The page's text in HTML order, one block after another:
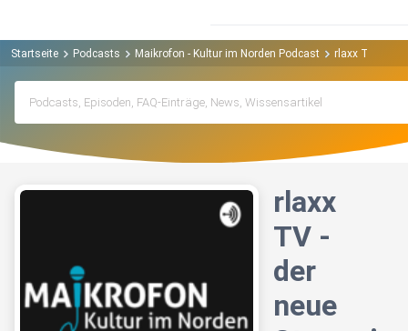
Startseite Podcasts Maikrofon - Kultur im Norden Podcast rlaxx TV - der
rlaxx
TV -
der
neue